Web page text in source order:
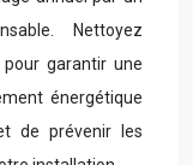
Nettoyez
garantir une
énergétique
de prévenir les